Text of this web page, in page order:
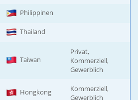
Philippinen
Thailand
Taiwan
Privat,
Kommerziell,
Gewerblich
Hongkong
Kommerziell,
Gewerblich